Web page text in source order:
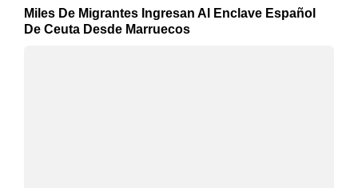
Miles De Migrantes Ingresan Al Enclave Español
De Ceuta Desde Marruecos